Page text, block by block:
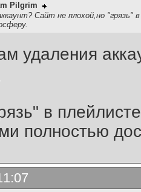
Pilgrim
Сайт не плохой,но
удаления
в
полностью